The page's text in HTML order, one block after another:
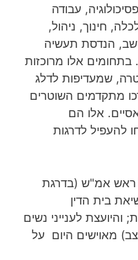
עבודה
חינוך, ניהול,
הנדסת תעשיה
בתחומים אלו מרוכזות
שמעדיפות לדלג
מתקדמים השוטרים
אלו הם
לדרגות
אמ"ש (בדרגת
בית הדין
לענייני נשים
מאוישים היום על